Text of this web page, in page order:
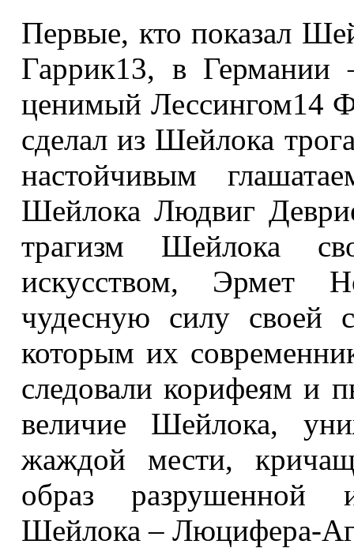
Первые, кто показал
Гаррик13, в
ценимый Лессингом14
сделал из Шейлока
настойчивым
Шейлока Людвиг
трагизм Шейлока
искусством, Эрмет
чудесную силу своей
которым их
следовали корифеям и
величие Шейлока,
жаждой мести,
образ разрушенной
Шейлока – Люцифера-